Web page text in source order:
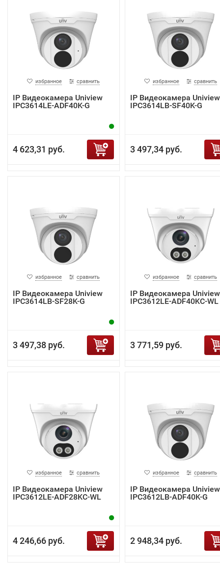
избранное сравнить
IP Видеокамера Uniview
IPC3614LE-ADF40K-G
4 623,31 руб.
избранное сравнить
IP Видеокамера Uniview
IPC3614LB-SF40K-G
3 497,34 руб.
избранное сравнить
IP Видеокамера Uniview
IPC3614LB-SF28K-G
3 497,38 руб.
избранное сравнить
IP Видеокамера Uniview
IPC3612LE-ADF40KC-WL
3 771,59 руб.
избранное сравнить
IP Видеокамера Uniview
IPC3612LE-ADF28KC-WL
4 246,66 руб.
избранное сравнить
IP Видеокамера Uniview
IPC3612LB-ADF40K-G
2 948,34 руб.